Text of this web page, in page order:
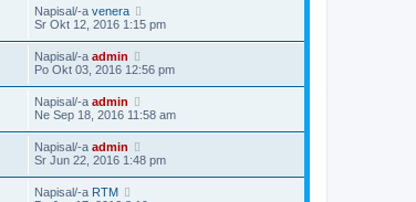
Napisal/-a venera
Sr Okt 12, 2016 1:15 pm
Napisal/-a admin
Po Okt 03, 2016 12:56 pm
Napisal/-a admin
Ne Sep 18, 2016 11:58 am
Napisal/-a admin
Sr Jun 22, 2016 1:48 pm
Napisal/-a RTM